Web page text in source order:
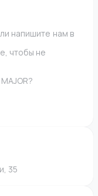
напишите нам в
чтобы не
35